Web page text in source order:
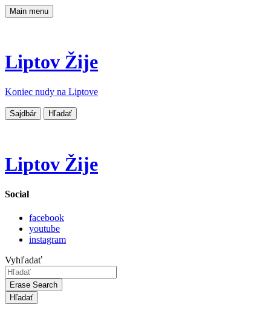
Main menu
Liptov Žije
Koniec nudy na Liptove
Sajdbár Hľadať
Liptov Žije
Social
facebook
youtube
instagram
Vyhľadať
Erase Search